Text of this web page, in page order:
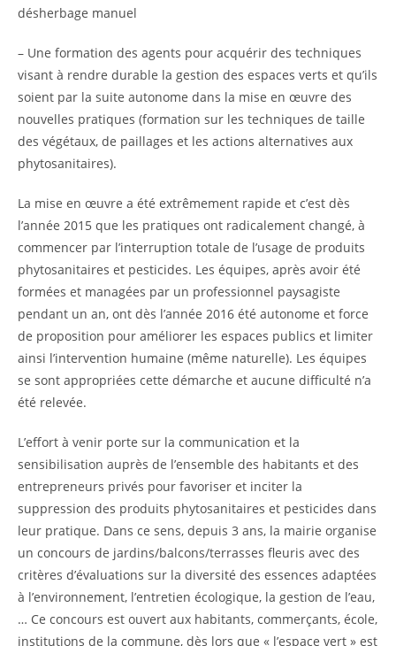
désherbage manuel
– Une formation des agents pour acquérir des techniques
visant à rendre durable la gestion des espaces verts et qu’ils
soient par la suite autonome dans la mise en œuvre des
nouvelles pratiques (formation sur les techniques de taille
des végétaux, de paillages et les actions alternatives aux
phytosanitaires).
La mise en œuvre a été extrêmement rapide et c’est dès
l’année 2015 que les pratiques ont radicalement changé, à
commencer par l’interruption totale de l’usage de produits
phytosanitaires et pesticides. Les équipes, après avoir été
formées et managées par un professionnel paysagiste
pendant un an, ont dès l’année 2016 été autonome et force
de proposition pour améliorer les espaces publics et limiter
ainsi l’intervention humaine (même naturelle). Les équipes
se sont appropriées cette démarche et aucune difficulté n’a
été relevée.
L’effort à venir porte sur la communication et la
sensibilisation auprès de l’ensemble des habitants et des
entrepreneurs privés pour favoriser et inciter la
suppression des produits phytosanitaires et pesticides dans
leur pratique. Dans ce sens, depuis 3 ans, la mairie organise
un concours de jardins/balcons/terrasses fleuris avec des
critères d’évaluations sur la diversité des essences adaptées
à l’environnement, l’entretien écologique, la gestion de l’eau,
… Ce concours est ouvert aux habitants, commerçants, école,
institutions de la commune, dès lors que « l’espace vert » est